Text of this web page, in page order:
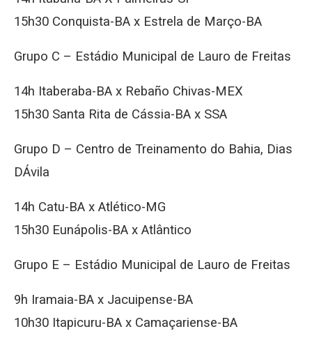
15h30 Conquista-BA x Estrela de Março-BA
Grupo C – Estádio Municipal de Lauro de Freitas
14h Itaberaba-BA x Rebaño Chivas-MEX
15h30 Santa Rita de Cássia-BA x SSA
Grupo D – Centro de Treinamento do Bahia, Dias
DÁvila
14h Catu-BA x Atlético-MG
15h30 Eunápolis-BA x Atlântico
Grupo E – Estádio Municipal de Lauro de Freitas
9h Iramaia-BA x Jacuipense-BA
10h30 Itapicuru-BA x Camaçariense-BA